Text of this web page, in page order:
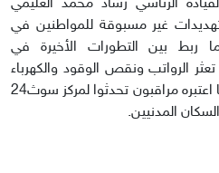
الرئاسي رشاد محمد العليمي
غير مسبوقة للمواطنين في
ربط بين التطورات الأخيرة في
الرواتب ونقص الوقود والكهرباء
وتفاقم الأزمة الإنسانية، وهو ما اعتبره مراقبون تحدثوا لمركز سوث24
المدنيين.